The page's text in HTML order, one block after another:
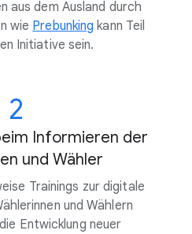
aus dem Ausland durch
wie Prebunking kann Teil
Initiative sein.
2
Informieren der
und Wähler
Trainings zur digitale
und Wählern
Entwicklung neuer